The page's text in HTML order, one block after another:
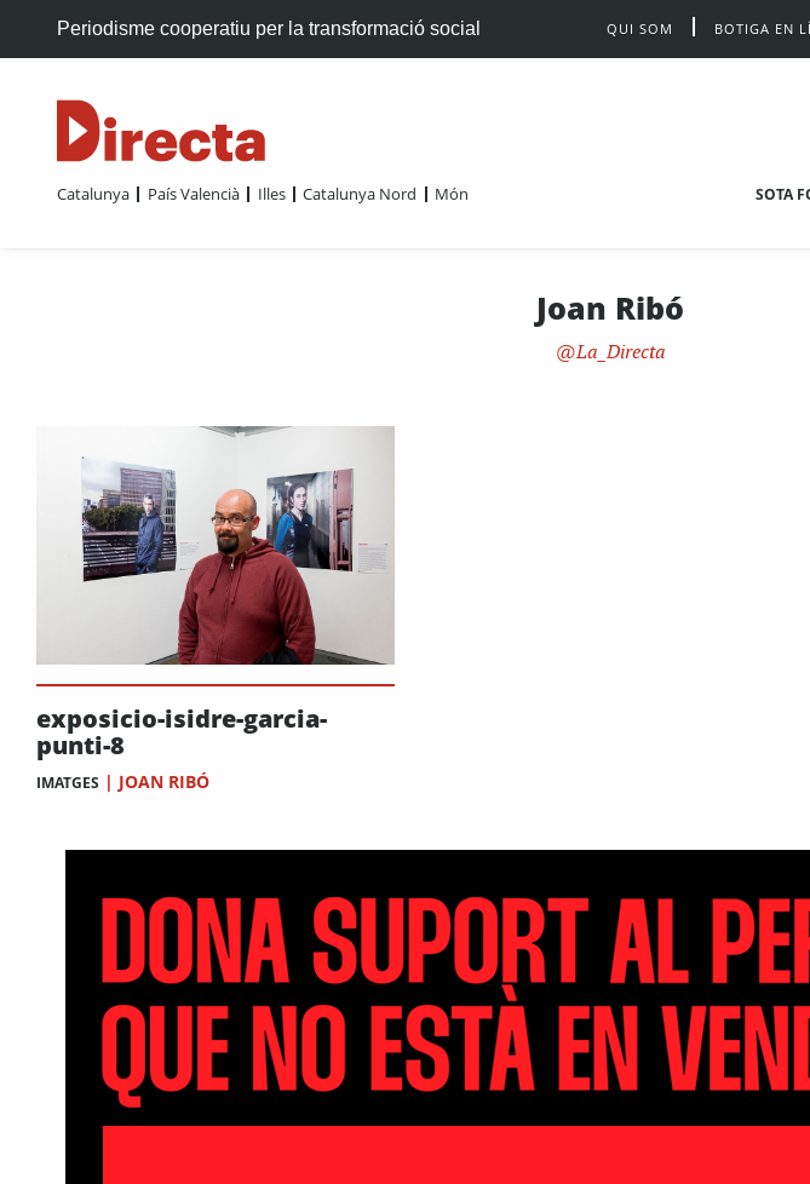
Periodisme cooperatiu per la transformació social QUI SOM BOTIGA EN
Catalunya País Valencià Illes Catalunya Nord Món SOTA
Joan Ribó
La_Directa
exposicio-isidre-garcia-
punti-8
IMATGES | JOAN RIBÓ